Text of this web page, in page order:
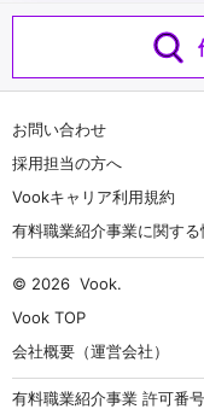
お問い合わせ
採用担当の方へ
Vookキャリア利用規約
有料職業紹介事業に関す
© 2026 Vook.
Vook TOP
会社概要（運営会社）
有料職業紹介事業 許可番